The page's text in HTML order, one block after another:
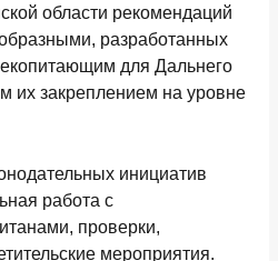
области рекомендаций
разработанных
для Дальнего
их закреплением на уровне
инициатив
работа с
проверки,
мероприятия.